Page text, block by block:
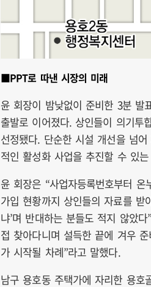
■PPT로 따낸 시장의 미래
윤 회장이 밤낮없이 준비한 3분 발
출발로 이어졌다. 상인들이 의기투
선정됐다. 단순한 시설 개선을 넘
적인 활성화 사업을 추진할 수 있
윤 회장은 “사업자등록번호부터
가입 현황까지 상인들의 자료를 받
냐’며 반대하는 분들도 적지 않았
접 찾아다니며 설득한 끝에 겨우
가 시작될 차례”라고 말했다.
남구 용호동 주택가에 자리한 용호